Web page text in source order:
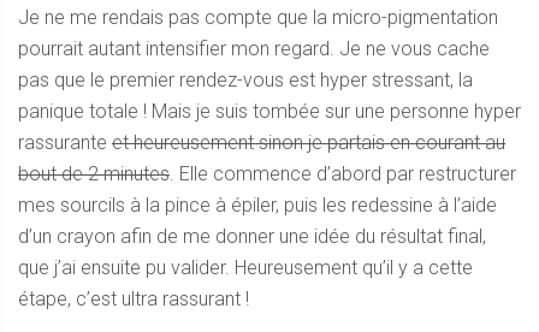
Je ne me rendais pas compte que la micro-pigmentation
pourrait autant intensifier mon regard. Je ne vous cache
pas que le premier rendez-vous est hyper stressant, la
panique totale ! Mais je suis tombée sur une personne hyper
rassurante et heureusement sinon je partais en courant au
bout de 2 minutes . Elle commence d’abord par restructurer
mes sourcils à la pince à épiler, puis les redessine à l’aide
d’un crayon afin de me donner une idée du résultat final,
que j’ai ensuite pu valider. Heureusement qu’il y a cette
étape, c’est ultra rassurant !